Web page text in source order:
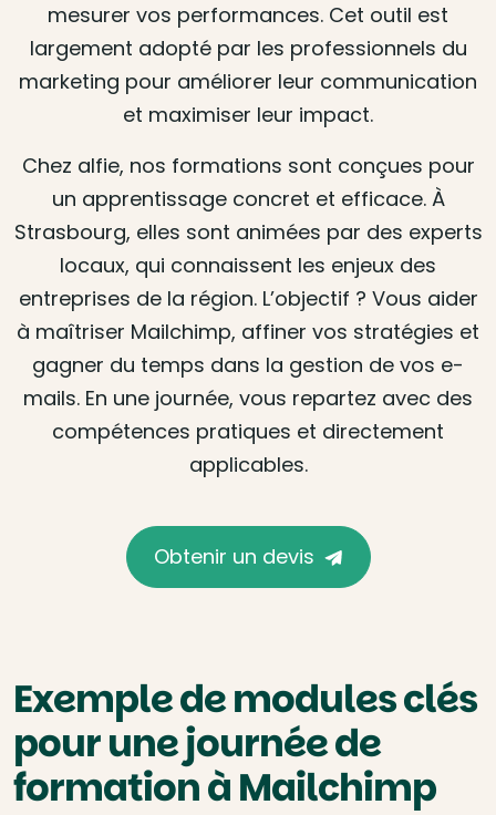
mesurer vos performances. Cet outil est
largement adopté par les professionnels du
marketing pour améliorer leur communication
et maximiser leur impact.
Chez alfie, nos formations sont conçues pour
un apprentissage concret et efficace. À
Strasbourg, elles sont animées par des experts
locaux, qui connaissent les enjeux des
entreprises de la région. L’objectif ? Vous aider
à maîtriser Mailchimp, affiner vos stratégies et
gagner du temps dans la gestion de vos e-
mails. En une journée, vous repartez avec des
compétences pratiques et directement
applicables.
Obtenir un devis
Exemple de modules clés
pour une journée de
formation à Mailchimp